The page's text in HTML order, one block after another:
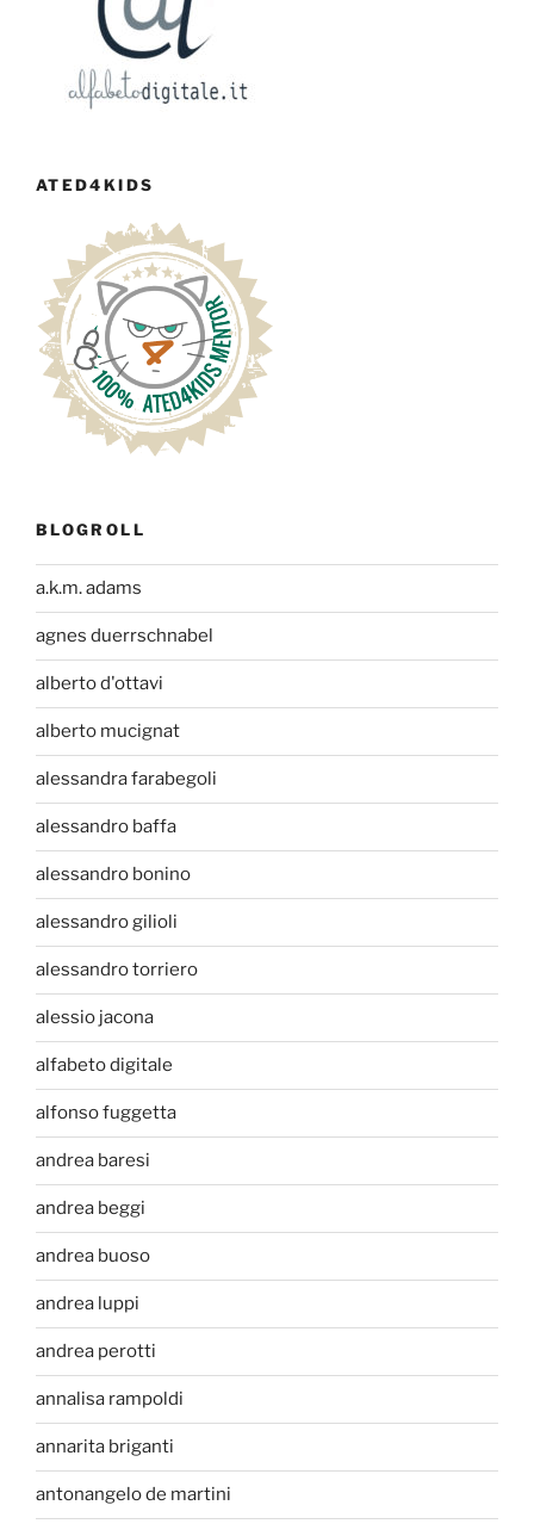
ATED4KIDS
BLOGROLL
a.k.m. adams
agnes duerrschnabel
alberto d'ottavi
alberto mucignat
alessandra farabegoli
alessandro baffa
alessandro bonino
alessandro gilioli
alessandro torriero
alessio jacona
alfabeto digitale
alfonso fuggetta
andrea baresi
andrea beggi
andrea buoso
andrea luppi
andrea perotti
annalisa rampoldi
annarita briganti
antonangelo de martini